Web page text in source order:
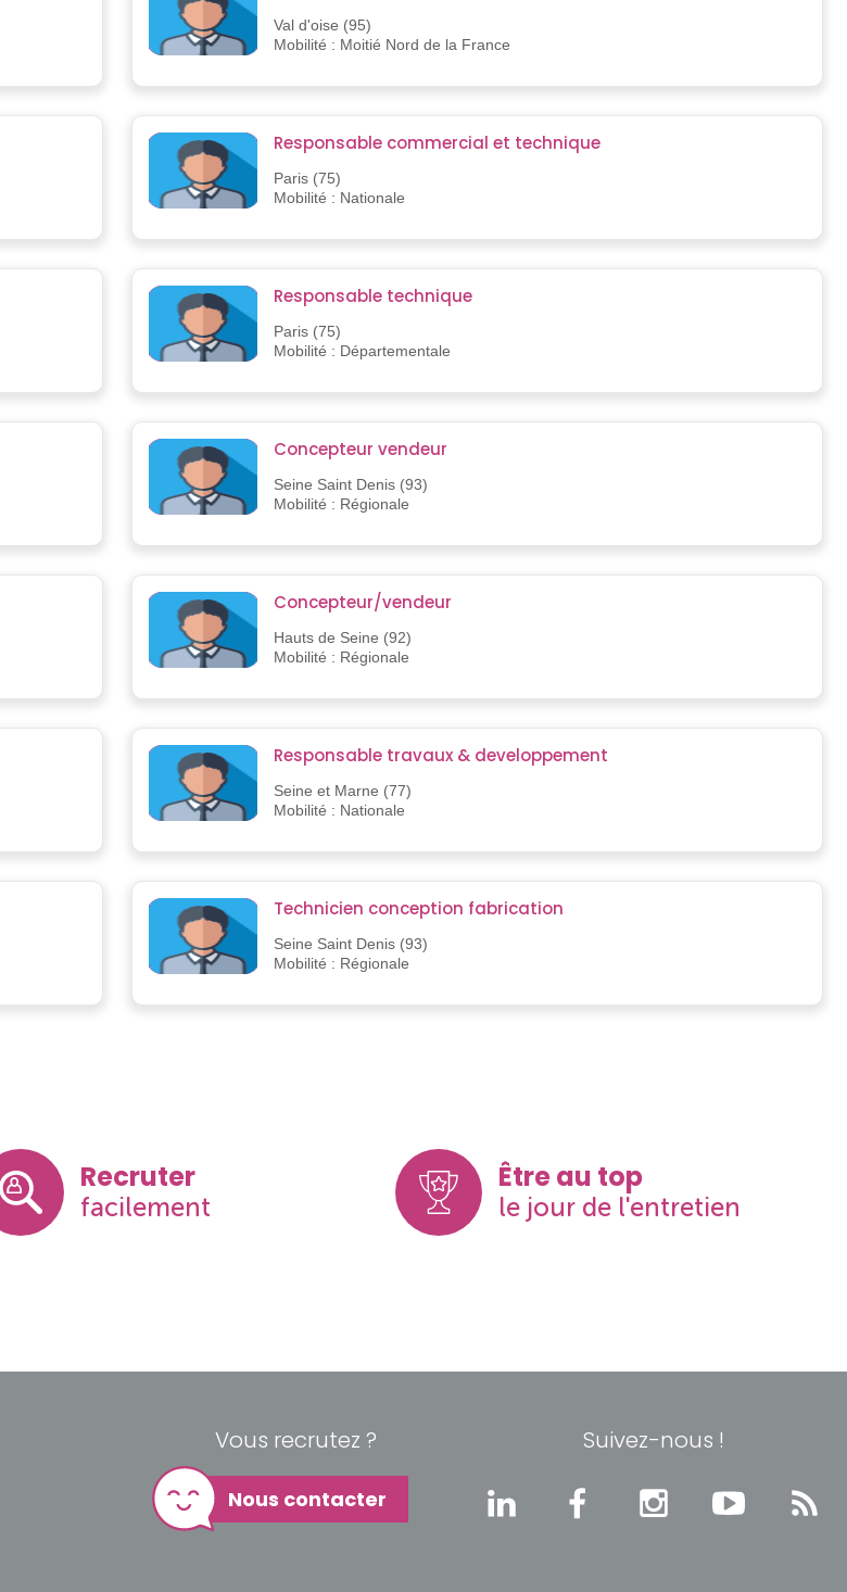
Val d'oise (95)
Mobilité : Moitié Nord de la France
Responsable commercial et technique
Paris (75)
Mobilité : Nationale
Responsable technique
Paris (75)
Mobilité : Départementale
Concepteur vendeur
Seine Saint Denis (93)
Mobilité : Régionale
Concepteur/vendeur
Hauts de Seine (92)
Mobilité : Régionale
Responsable travaux & developpement
Seine et Marne (77)
Mobilité : Nationale
Technicien conception fabrication
Seine Saint Denis (93)
Mobilité : Régionale
Recruter
facilement
Être au top
le jour de l'entretien
Vous recrutez ?
Nous contacter
Suivez-nous !